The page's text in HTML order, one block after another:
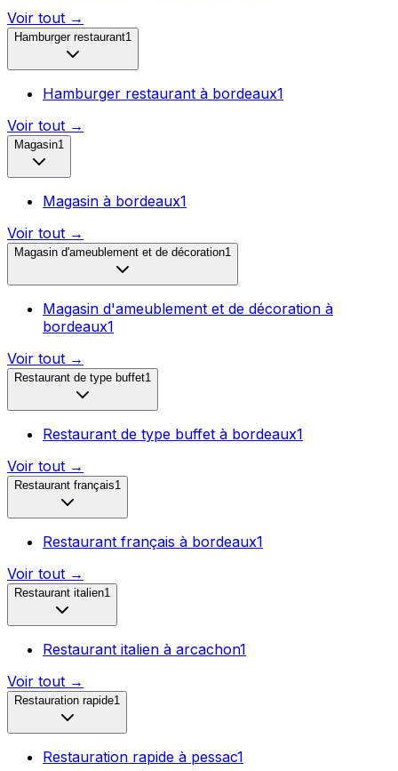
Voir tout →
Hamburger restaurant1
Hamburger restaurant à bordeaux1
Voir tout →
Magasin1
Magasin à bordeaux1
Voir tout →
Magasin d'ameublement et de décoration1
Magasin d'ameublement et de décoration à
bordeaux1
Voir tout →
Restaurant de type buffet1
Restaurant de type buffet à bordeaux1
Voir tout →
Restaurant français1
Restaurant français à bordeaux1
Voir tout →
Restaurant italien1
Restaurant italien à arcachon1
Voir tout →
Restauration rapide1
Restauration rapide à pessac1